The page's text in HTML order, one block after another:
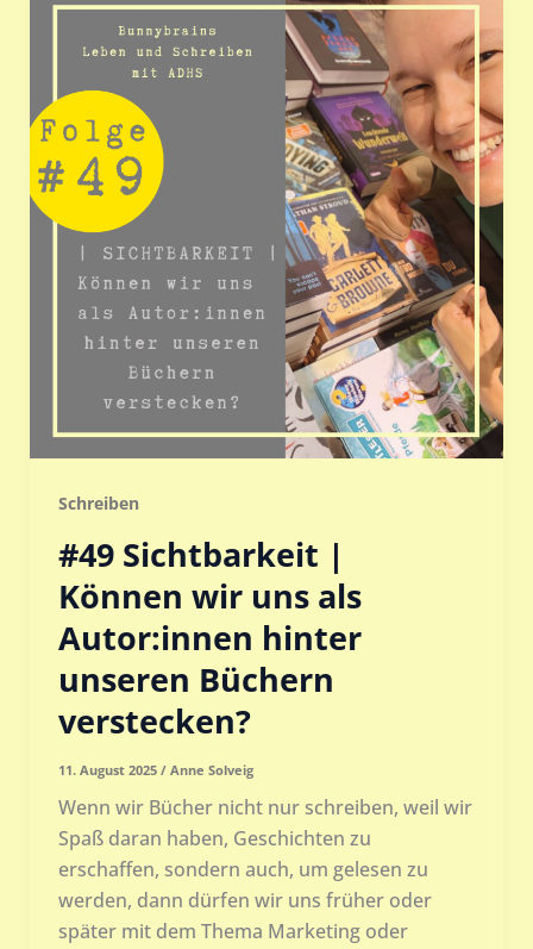
Schreiben
#49 Sichtbarkeit |
Können wir uns als
Autor:innen hinter
unseren Büchern
verstecken?
11. August 2025 / Anne Solveig
Wenn wir Bücher nicht nur schreiben, weil wir
Spaß daran haben, Geschichten zu
erschaffen, sondern auch, um gelesen zu
werden, dann dürfen wir uns früher oder
später mit dem Thema Marketing oder